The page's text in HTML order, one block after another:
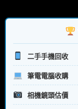
字:
二手手機回收
筆電電腦收購
相機鏡頭估價